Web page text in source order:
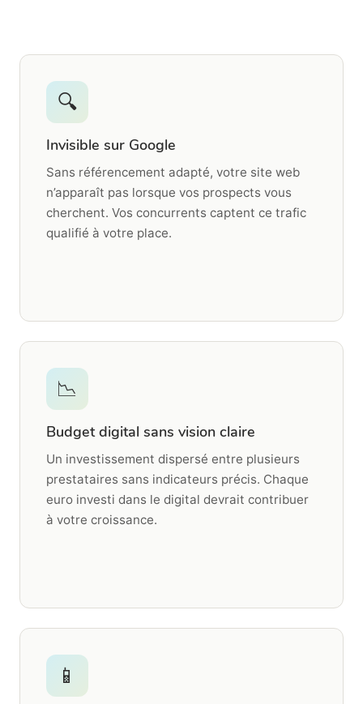
🔍
Invisible sur Google
Sans référencement adapté, votre site web
n’apparaît pas lorsque vos prospects vous
cherchent. Vos concurrents captent ce trafic
qualifié à votre place.
📉
Budget digital sans vision claire
Un investissement dispersé entre plusieurs
prestataires sans indicateurs précis. Chaque
euro investi dans le digital devrait contribuer
à votre croissance.
📱